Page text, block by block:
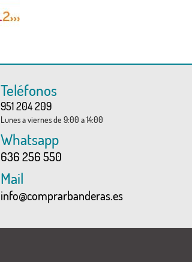
Teléfonos
951 204 209
Lunes a viernes de 9:00 a 14:00
Whatsapp
636 256 550
Mail
info@comprarbanderas.es